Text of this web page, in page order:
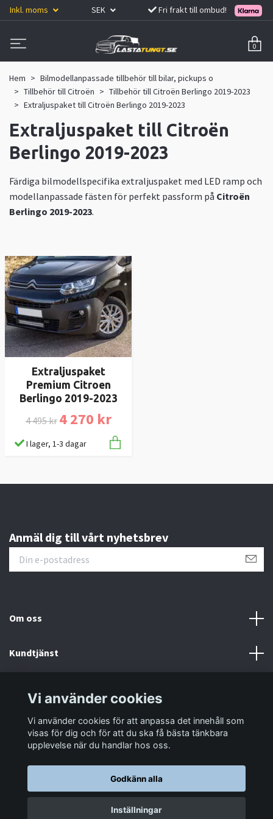
Inkl. moms SEK Fri frakt till ombud!
0
Hem
Bilmodellanpassade tillbehör till bilar, pickups o
Tillbehör till Citroën
Tillbehör till Citroën Berlingo 2019-2023
Extraljuspaket till Citroën Berlingo 2019-2023
Extraljuspaket till Citroën
Berlingo 2019-2023
Färdiga bilmodellspecifika extraljuspaket med LED ramp och
modellanpassade fästen för perfekt passform på Citroën
Berlingo 2019-2023.
Extraljuspaket
Premium Citroen
Berlingo 2019-2023
4 495 kr 4 270 kr
I lager, 1-3 dagar
Anmäl dig till vårt nyhetsbrev
Om oss
Kundtjänst
Sociala medier
© 2026 LastaTungt.se
Vi använder cookies
Vi använder cookies för att anpassa det innehåll som
visas för dig och för att du ska få bästa tänkbara
upplevelse när du handlar hos oss.
Godkänn alla
Inställningar